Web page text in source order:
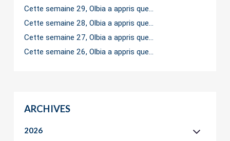
Cette semaine 29, Olbia a appris que…
Cette semaine 28, Olbia a appris que…
Cette semaine 27, Olbia a appris que…
Cette semaine 26, Olbia a appris que…
ARCHIVES
2026